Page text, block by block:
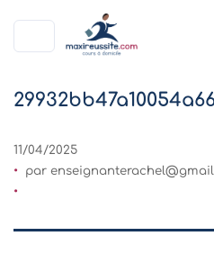
11/04/2025
par